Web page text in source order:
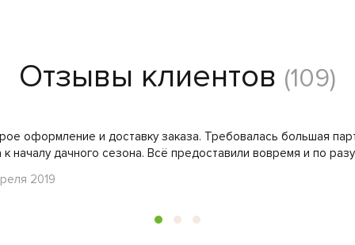
Отзывы клиентов (109)
оформление и доставку заказа. Требовалась большая
началу дачного сезона. Всё предоставили вовремя и по
2019